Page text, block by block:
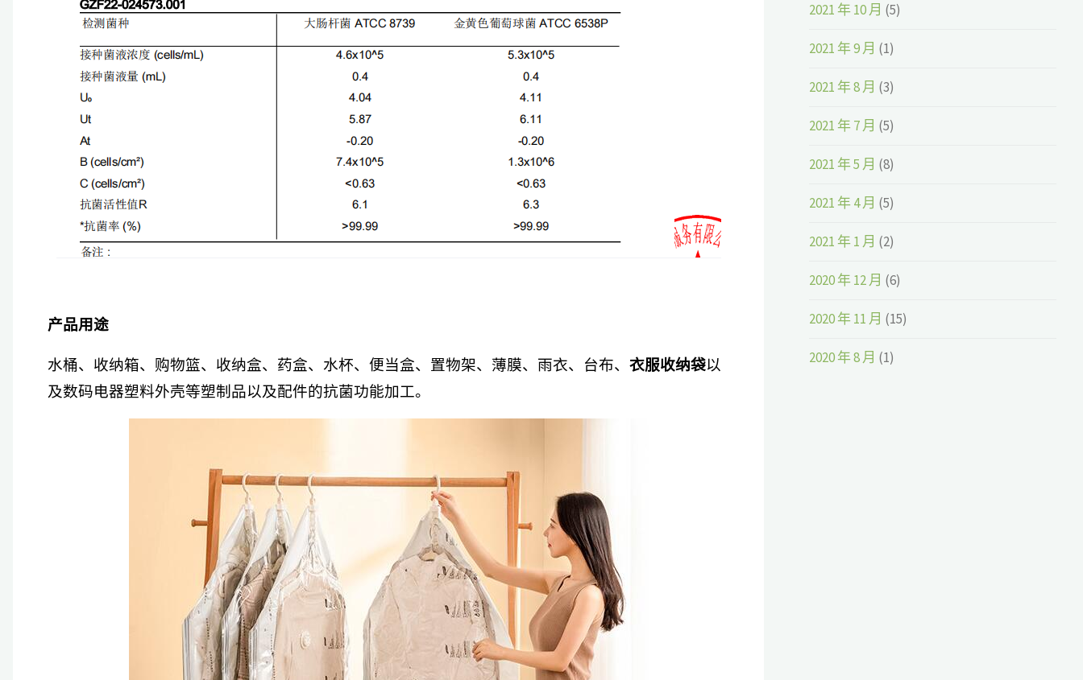
产品用途
水桶、收纳箱、购物篮、收纳盒、药盒、水杯、便当盒、置物架、薄膜、雨衣、台布、 衣服收纳袋以
及数码电器塑料外壳等塑制品以及配件的抗菌功能加工。
2021 年 10 月 (5)
2021 年 9 月 (1)
2021 年 8 月 (3)
2021 年 7 月 (5)
2021 年 5 月 (8)
2021 年 4 月 (5)
2021 年 1 月 (2)
2020 年 12 月 (6)
2020 年 11 月 (15)
2020 年 8 月 (1)